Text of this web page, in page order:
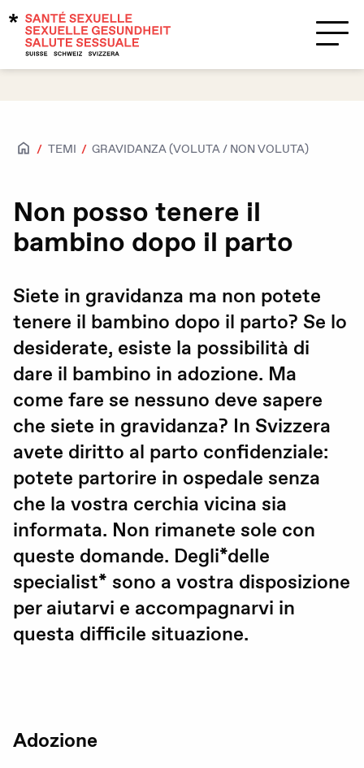
Accesso per tutte e tutti
Attrazioni e sessualità
identità di genere
HIV / IST
Contraccezione
Gravidanza (voluta / non voluta)
Educazione sessuale
Violenza sessuale
Diritti sessuali
Politica
Formazione
TEMI GRAVIDANZA (VOLUTA / NON VOLUTA)
Non posso tenere il
bambino dopo il parto
Siete in gravidanza ma non potete
tenere il bambino dopo il parto? Se lo
desiderate, esiste la possibilità di
dare il bambino in adozione. Ma
come fare se nessuno deve sapere
che siete in gravidanza? In Svizzera
avete diritto al parto confidenziale:
potete partorire in ospedale senza
che la vostra cerchia vicina sia
informata. Non rimanete sole con
queste domande. Degli*delle
specialist* sono a vostra disposizione
per aiutarvi e accompagnarvi in
questa difficile situazione.
Adozione